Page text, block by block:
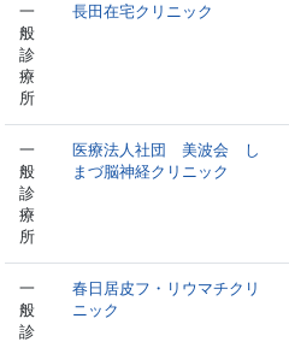
一
般
診
療
所
長田在宅クリニック
一
般
診
療
所
医療法人社団 美波会 し
まづ脳神経クリニック
一
般
診
春日居皮フ・リウマチクリ
ニック